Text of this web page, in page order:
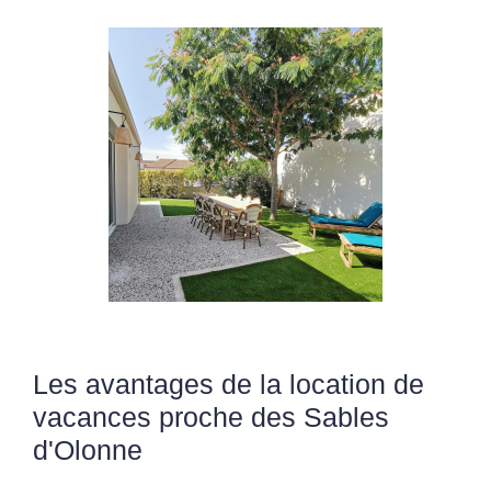
Les avantages de la location de
vacances proche des Sables
d'Olonne